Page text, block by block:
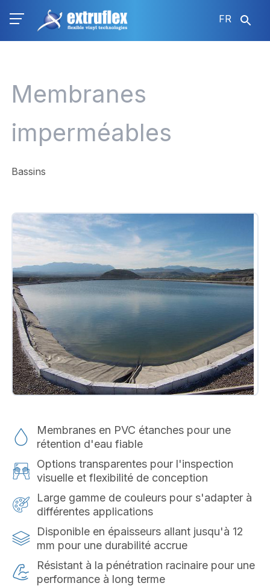
au
FR
Membranes
imperméables
Bassins
Membranes en PVC étanches pour une
rétention d'eau fiable
Options transparentes pour l'inspection
visuelle et flexibilité de conception
Large gamme de couleurs pour s'adapter à
différentes applications
Disponible en épaisseurs allant jusqu'à 12
mm pour une durabilité accrue
Résistant à la pénétration racinaire pour une
performance à long terme